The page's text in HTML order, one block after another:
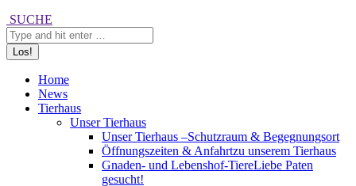
Search:
SUCHE
Home
News
Tierhaus
Unser Tierhaus
Unser Tierhaus –Schutzraum & Begegnungsort
Öffnungszeiten & Anfahrtzu unserem Tierhaus
Gnaden- und Lebenshof-TiereLiebe Paten
gesucht!